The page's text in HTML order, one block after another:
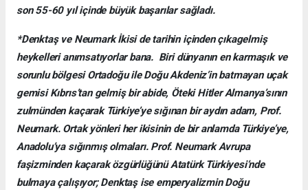
son 55-60 yıl içinde büyük başarılar sağladı.
*Denktaş ve Neumark İkisi de tarihin içinden çıkagelmiş
heykelleri anımsatıyorlar bana. Biri dünyanın en karmaşık ve
sorunlu bölgesi Ortadoğu ile Doğu Akdeniz’in batmayan uçak
gemisi Kıbrıs’tan gelmiş bir abide, Öteki Hitler Almanya’sının
zulmünden kaçarak Türkiye’ye sığınan bir aydın adam, Prof.
Neumark. Ortak yönleri her ikisinin de bir anlamda Türkiye’ye,
Anadolu’ya sığınmış olmaları. Prof. Neumark Avrupa
faşizminden kaçarak özgürlüğünü Atatürk Türkiyesi’nde
bulmaya çalışıyor; Denktaş ise emperyalizmin Doğu